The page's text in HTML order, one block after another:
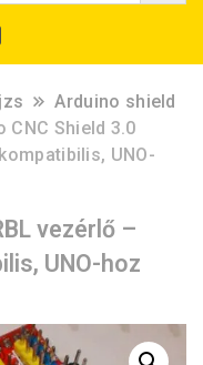
Arduino shield
CNC Shield 3.0
UNO-
vezérlő –
UNO-hoz